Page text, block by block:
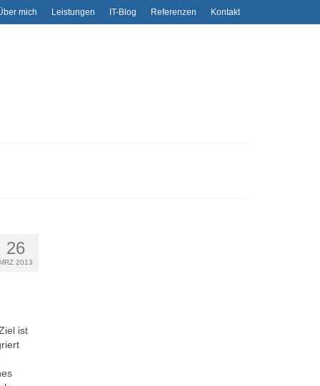
mich Leistungen IT-Blog Referenzen Kontakt
26
MRZ 2013
ist